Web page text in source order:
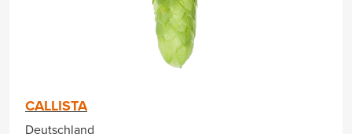
CALLISTA
Deutschland